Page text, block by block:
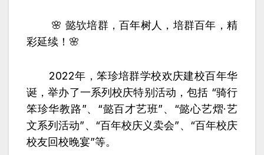
🌸 懿欤培群，百年树人，培群百年，精
彩延续！🌸
2022年，笨珍培群学校欢庆建校百年华
诞，举办了一系列校庆特别活动，包括 “骑行
笨珍华教路”、“懿百才艺班”、“懿心艺熠·艺
文系列活动”、“百年校庆义卖会”、“百年校庆
校友回校晚宴”等。